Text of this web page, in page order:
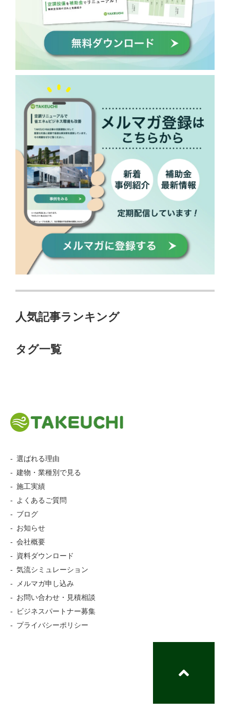
人気記事ランキング
タグ一覧
選ばれる理由
建物・業種別で見る
施工実績
よくあるご質問
ブログ
お知らせ
会社概要
資料ダウンロード
気流シミュレーション
メルマガ申し込み
お問い合わせ・見積相談
ビジネスパートナー募集
プライバシーポリシー